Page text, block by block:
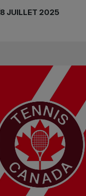
8 JUILLET 2025